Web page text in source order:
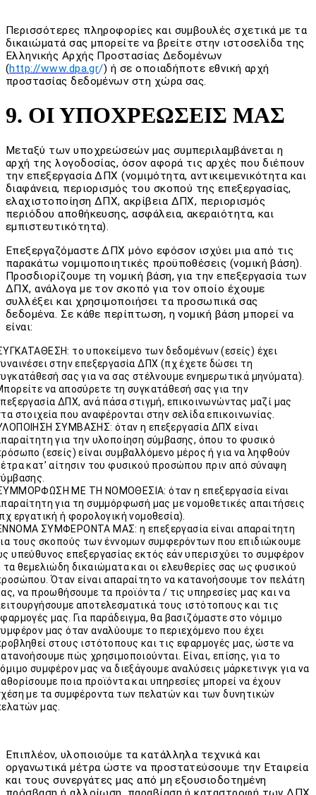
Περισσότερες πληροφορίες και συμβουλές σχετικά με τα
δικαιώματά σας μπορείτε να βρείτε στην ιστοσελίδα της
Ελληνικής Αρχής Προστασίας Δεδομένων
(http://www.dpa.gr/) ή σε οποιαδήποτε εθνική αρχή
προστασίας δεδομένων στη χώρα σας.
9. ΟΙ ΥΠΟΧΡΕΩΣΕΙΣ ΜΑΣ
Μεταξύ των υποχρεώσεών μας συμπεριλαμβάνεται η
αρχή της λογοδοσίας, όσον αφορά τις αρχές που διέπουν
την επεξεργασία ΔΠΧ (νομιμότητα, αντικειμενικότητα και
διαφάνεια, περιορισμός του σκοπού της επεξεργασίας,
ελαχιστοποίηση ΔΠΧ, ακρίβεια ΔΠΧ, περιορισμός
περιόδου αποθήκευσης, ασφάλεια, ακεραιότητα, και
εμπιστευτικότητα).
Επεξεργαζόμαστε ΔΠΧ μόνο εφόσον ισχύει μια από τις
παρακάτω νομιμοποιητικές προϋποθέσεις (νομική βάση).
Προσδιορίζουμε τη νομική βάση, για την επεξεργασία των
ΔΠΧ, ανάλογα με τον σκοπό για τον οποίο έχουμε
συλλέξει και χρησιμοποιήσει τα προσωπικά σας
δεδομένα. Σε κάθε περίπτωση, η νομική βάση μπορεί να
είναι:
το υποκείμενο των δεδομένων (εσείς) έχει
στην επεξεργασία ΔΠΧ (πχ έχετε δώσει τη
σας για να σας στέλνουμε ενημερωτικά μηνύματα).
να αποσύρετε τη συγκατάθεσή σας για την
ΔΠΧ, ανά πάσα στιγμή, επικοινωνώντας μαζί μας
στοιχεία που αναφέρονται στην σελίδα επικοινωνίας.
ΣΥΜΒΑΣΗΣ: όταν η επεξεργασία ΔΠΧ είναι
για την υλοποίηση σύμβασης, όπου το φυσικό
(εσείς) είναι συμβαλλόμενο μέρος ή για να ληφθούν
κατ’ αίτησιν του φυσικού προσώπου πριν από σύναψη
ΜΕ ΤΗ ΝΟΜΟΘΕΣΙΑ: όταν η επεξεργασία είναι
για τη συμμόρφωσή μας με νομοθετικές απαιτήσεις
εργατική ή φορολογική νομοθεσία).
ΣΥΜΦΕΡΟΝΤΑ ΜΑΣ: η επεξεργασία είναι απαραίτητη
τους σκοπούς των έννομων συμφερόντων που επιδιώκουμε
υπεύθυνος επεξεργασίας εκτός εάν υπερισχύει το συμφέρον
τα θεμελιώδη δικαιώματα και οι ελευθερίες σας ως φυσικού
Όταν είναι απαραίτητο να κατανοήσουμε τον πελάτη
να προωθήσουμε τα προϊόντα / τις υπηρεσίες μας και να
αποτελεσματικά τους ιστότοπους και τις
μας. Για παράδειγμα, θα βασιζόμαστε στο νόμιμο
μας όταν αναλύουμε το περιεχόμενο που έχει
στους ιστότοπους και τις εφαρμογές μας, ώστε να
πώς χρησιμοποιούνται. Είναι, επίσης, για το
συμφέρον μας να διεξάγουμε αναλύσεις μάρκετινγκ για να
ποια προϊόντα και υπηρεσίες μπορεί να έχουν
με τα συμφέροντα των πελατών και των δυνητικών
μας.
Επιπλέον, υλοποιούμε τα κατάλληλα τεχνικά και
οργανωτικά μέτρα ώστε να προστατεύσουμε την Εταιρεία
και τους συνεργάτες μας από μη εξουσιοδοτημένη